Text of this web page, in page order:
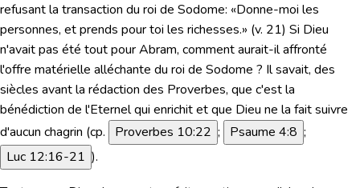
refusant la transaction du roi de Sodome: «Donne-moi les
personnes, et prends pour toi les richesses.» (v. 21) Si Dieu
n'avait pas été tout pour Abram, comment aurait-il affronté
l'offre matérielle alléchante du roi de Sodome ? Il savait, des
siècles avant la rédaction des Proverbes, que c'est la
bénédiction de l'Eternel qui enrichit et que Dieu ne la fait suivre
d'aucun chagrin (cp.
Proverbes 10:22 ; Psaume 4:8 ;
Luc 12:16-21 ).